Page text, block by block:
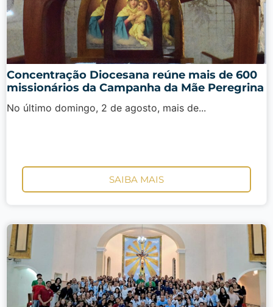
Concentração Diocesana reúne mais de 600
missionários da Campanha da Mãe Peregrina
No último domingo, 2 de agosto, mais de...
SAIBA MAIS